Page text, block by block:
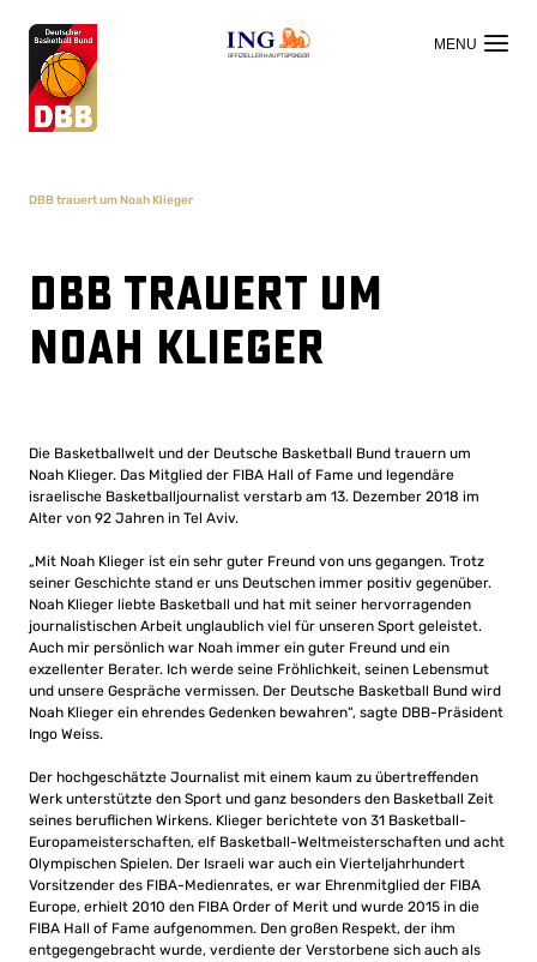
OFFIZIELLER HAUPTSPONSOR
DBB trauert um Noah Klieger
DBB trauert um
Noah Klieger
Die Basketballwelt und der Deutsche Basketball Bund trauern um
Noah Klieger. Das Mitglied der FIBA ​​Hall of Fame und legendäre
israelische Basketballjournalist verstarb am 13. Dezember 2018 im
Alter von 92 Jahren in Tel Aviv.
„Mit Noah Klieger ist ein sehr guter Freund von uns gegangen. Trotz
seiner Geschichte stand er uns Deutschen immer positiv gegenüber.
Noah Klieger liebte Basketball und hat mit seiner hervorragenden
journalistischen Arbeit unglaublich viel für unseren Sport geleistet.
Auch mir persönlich war Noah immer ein guter Freund und ein
exzellenter Berater. Ich werde seine Fröhlichkeit, seinen Lebensmut
und unsere Gespräche vermissen. Der Deutsche Basketball Bund wird
Noah Klieger ein ehrendes Gedenken bewahren“, sagte DBB-Präsident
Ingo Weiss.
Der hochgeschätzte Journalist mit einem kaum zu übertreffenden
Werk unterstützte den Sport und ganz besonders den Basketball Zeit
seines beruflichen Wirkens. Klieger berichtete von 31 Basketball-
Europameisterschaften, elf Basketball-Weltmeisterschaften und acht
Olympischen Spielen. Der Israeli war auch ein Vierteljahrhundert
Vorsitzender des FIBA-Medienrates, er war Ehrenmitglied der FIBA ​​
Europe, erhielt 2010 den FIBA ​​Order of Merit und wurde 2015 in die
FIBA ​​Hall of Fame aufgenommen. Den großen Respekt, der ihm
entgegengebracht wurde, verdiente der Verstorbene sich auch als